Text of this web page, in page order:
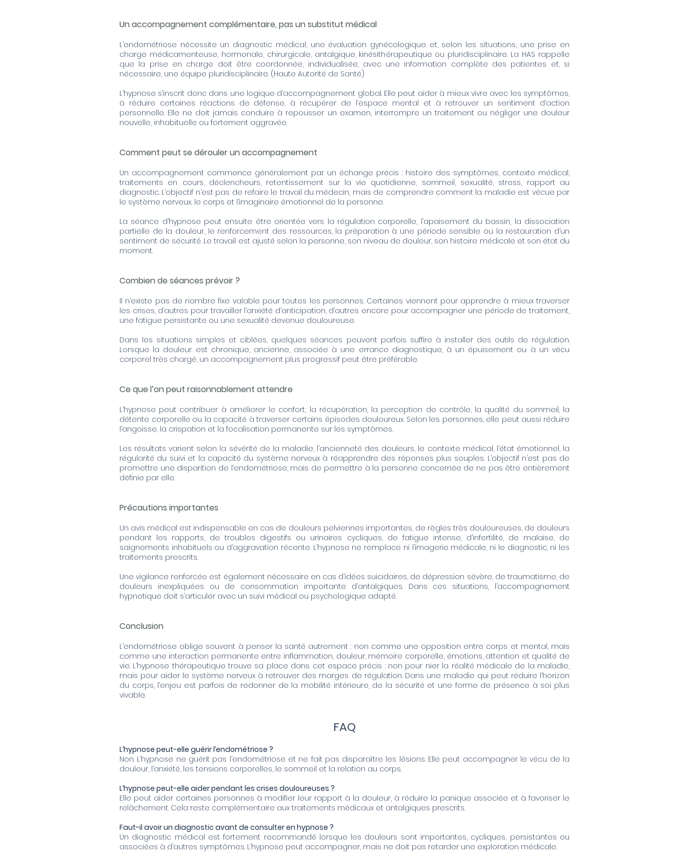
Un accompagnement complémentaire, pas un substitut médical
L’endométriose nécessite un diagnostic médical, une évaluation gynécologique et, selon les situations, une prise en
charge médicamenteuse, hormonale, chirurgicale, antalgique, kinésithérapeutique ou pluridisciplinaire. La HAS rappelle
que la prise en charge doit être coordonnée, individualisée, avec une information complète des patientes et, si
nécessaire, une équipe pluridisciplinaire. (Haute Autorité de Santé)
L’hypnose s’inscrit donc dans une logique d’accompagnement global. Elle peut aider à mieux vivre avec les symptômes,
à réduire certaines réactions de défense, à récupérer de l’espace mental et à retrouver un sentiment d’action
personnelle. Elle ne doit jamais conduire à repousser un examen, interrompre un traitement ou négliger une douleur
nouvelle, inhabituelle ou fortement aggravée.
Comment peut se dérouler un accompagnement
Un accompagnement commence généralement par un échange précis : histoire des symptômes, contexte médical,
traitements en cours, déclencheurs, retentissement sur la vie quotidienne, sommeil, sexualité, stress, rapport au
diagnostic. L’objectif n’est pas de refaire le travail du médecin, mais de comprendre comment la maladie est vécue par
le système nerveux, le corps et l’imaginaire émotionnel de la personne.
La séance d’hypnose peut ensuite être orientée vers la régulation corporelle, l’apaisement du bassin, la dissociation
partielle de la douleur, le renforcement des ressources, la préparation à une période sensible ou la restauration d’un
sentiment de sécurité. Le travail est ajusté selon la personne, son niveau de douleur, son histoire médicale et son état du
moment.
Combien de séances prévoir ?
Il n’existe pas de nombre fixe valable pour toutes les personnes. Certaines viennent pour apprendre à mieux traverser
les crises, d’autres pour travailler l’anxiété d’anticipation, d’autres encore pour accompagner une période de traitement,
une fatigue persistante ou une sexualité devenue douloureuse.
Dans les situations simples et ciblées, quelques séances peuvent parfois suffire à installer des outils de régulation.
Lorsque la douleur est chronique, ancienne, associée à une errance diagnostique, à un épuisement ou à un vécu
corporel très chargé, un accompagnement plus progressif peut être préférable.
Ce que l’on peut raisonnablement attendre
L’hypnose peut contribuer à améliorer le confort, la récupération, la perception de contrôle, la qualité du sommeil, la
détente corporelle ou la capacité à traverser certains épisodes douloureux. Selon les personnes, elle peut aussi réduire
l’angoisse, la crispation et la focalisation permanente sur les symptômes.
Les résultats varient selon la sévérité de la maladie, l’ancienneté des douleurs, le contexte médical, l’état émotionnel, la
régularité du suivi et la capacité du système nerveux à réapprendre des réponses plus souples. L’objectif n’est pas de
promettre une disparition de l’endométriose, mais de permettre à la personne concernée de ne pas être entièrement
définie par elle.
Précautions importantes
Un avis médical est indispensable en cas de douleurs pelviennes importantes, de règles très douloureuses, de douleurs
pendant les rapports, de troubles digestifs ou urinaires cycliques, de fatigue intense, d’infertilité, de malaise, de
saignements inhabituels ou d’aggravation récente. L’hypnose ne remplace ni l’imagerie médicale, ni le diagnostic, ni les
traitements prescrits.
Une vigilance renforcée est également nécessaire en cas d’idées suicidaires, de dépression sévère, de traumatisme, de
douleurs inexpliquées ou de consommation importante d’antalgiques. Dans ces situations, l’accompagnement
hypnotique doit s’articuler avec un suivi médical ou psychologique adapté.
Conclusion
L’endométriose oblige souvent à penser la santé autrement : non comme une opposition entre corps et mental, mais
comme une interaction permanente entre inflammation, douleur, mémoire corporelle, émotions, attention et qualité de
vie. L’hypnose thérapeutique trouve sa place dans cet espace précis : non pour nier la réalité médicale de la maladie,
mais pour aider le système nerveux à retrouver des marges de régulation. Dans une maladie qui peut réduire l’horizon
du corps, l’enjeu est parfois de redonner de la mobilité intérieure, de la sécurité et une forme de présence à soi plus
vivable.
FAQ
L’hypnose peut-elle guérir l’endométriose ?
Non. L’hypnose ne guérit pas l’endométriose et ne fait pas disparaître les lésions. Elle peut accompagner le vécu de la
douleur, l’anxiété, les tensions corporelles, le sommeil et la relation au corps.
L’hypnose peut-elle aider pendant les crises douloureuses ?
Elle peut aider certaines personnes à modifier leur rapport à la douleur, à réduire la panique associée et à favoriser le
relâchement. Cela reste complémentaire aux traitements médicaux et antalgiques prescrits.
Faut-il avoir un diagnostic avant de consulter en hypnose ?
Un diagnostic médical est fortement recommandé lorsque les douleurs sont importantes, cycliques, persistantes ou
associées à d’autres symptômes. L’hypnose peut accompagner, mais ne doit pas retarder une exploration médicale.